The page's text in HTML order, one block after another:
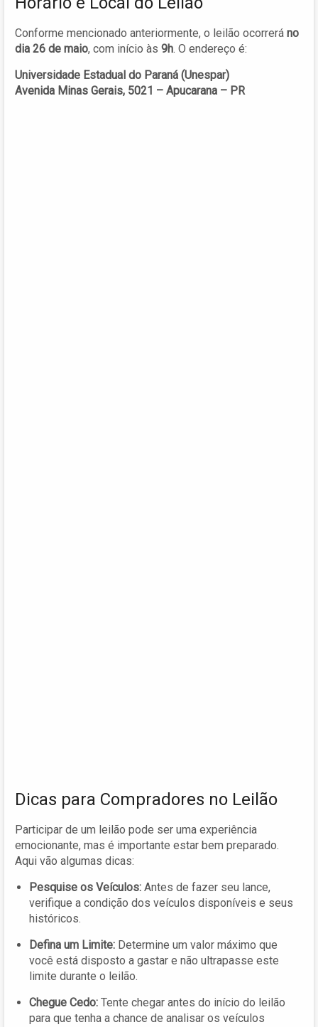
Conforme mencionado anteriormente, o leilão ocorrerá no
dia 26 de maio, com início às 9h. O endereço é:
Universidade Estadual do Paraná (Unespar)
Avenida Minas Gerais, 5021 – Apucarana – PR
Dicas para Compradores no Leilão
Participar de um leilão pode ser uma experiência
emocionante, mas é importante estar bem preparado.
Aqui vão algumas dicas:
Pesquise os Veículos: Antes de fazer seu lance,
verifique a condição dos veículos disponíveis e seus
históricos.
Defina um Limite: Determine um valor máximo que
você está disposto a gastar e não ultrapasse este
limite durante o leilão.
Chegue Cedo: Tente chegar antes do início do leilão
para que tenha a chance de analisar os veículos